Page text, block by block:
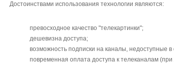
Достоинствами использования технологии являются:
превосходное качество "телекартинки";
дешевизна доступа;
возможность подписки на каналы, недоступные
повременная оплата доступа к телеканалам